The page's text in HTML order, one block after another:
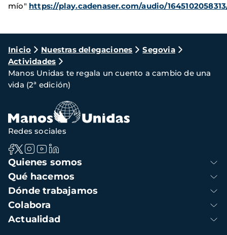
mío" https://play.cadenaser.com/audio/
Ruta
de
navegación
Inicio Nuestras delegaciones
Segovia
Actividades
Manos Unidas te regala un cuento a cambio de una
vida (2ª edición)
Navegación
principal
Quienes somos
Qué hacemos
Dónde trabajamos
Colabora
Actualidad
Redes sociales